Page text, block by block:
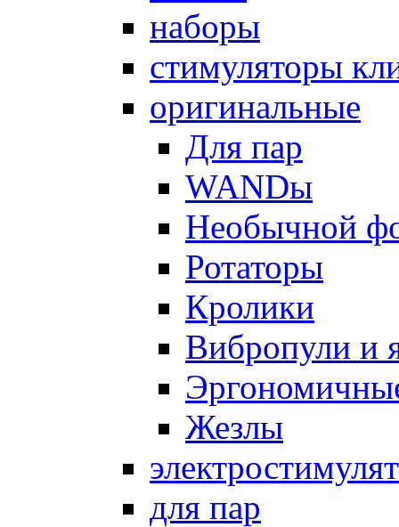
наборы
стимуляторы
оригинальные
Для пар
WANDы
Необычной
Ротаторы
Кролики
Вибропули и
Жезлы
для пар